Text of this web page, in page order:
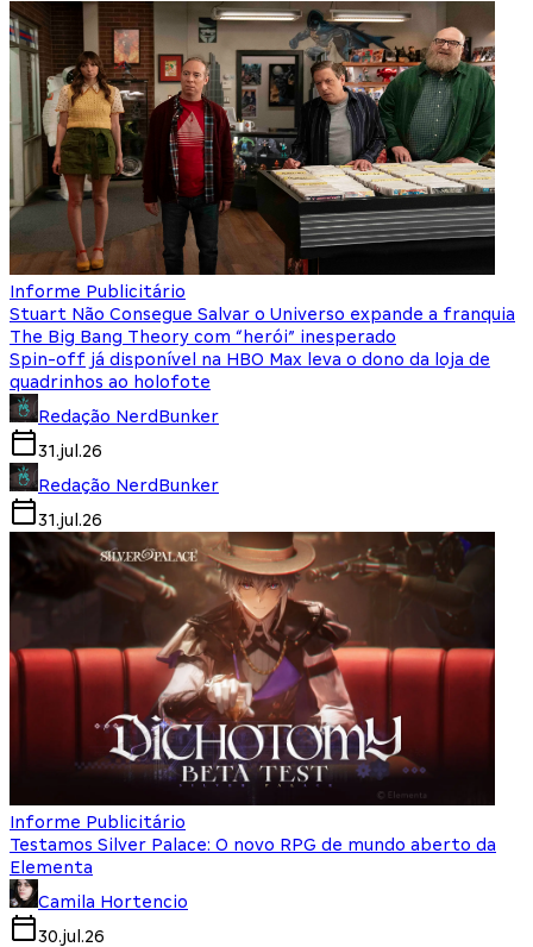
Informe Publicitário
Stuart Não Consegue Salvar o Universo expande a franquia
The Big Bang Theory com “herói” inesperado
Spin-off já disponível na HBO Max leva o dono da loja de
quadrinhos ao holofote
Redação NerdBunker
31.jul.26
Redação NerdBunker
31.jul.26
Informe Publicitário
Testamos Silver Palace: O novo RPG de mundo aberto da
Elementa
Camila Hortencio
30.jul.26